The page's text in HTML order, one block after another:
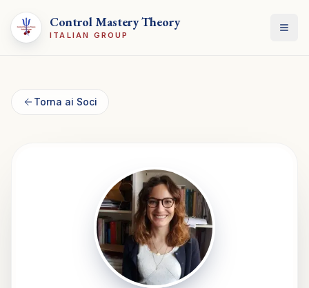
Control Mastery Theory
ITALIAN GROUP Apri
Torna ai Soci